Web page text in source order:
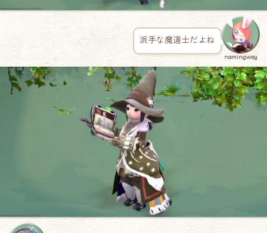
派手な魔道士だよね
namingway